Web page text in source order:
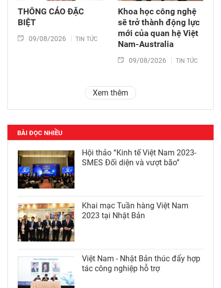
THÔNG CÁO ĐẶC
BIỆT
09/08/2026 TIN TỨC
Khoa học công nghệ
sẽ trở thành động lực
mới của quan hệ Việt
Nam-Australia
09/08/2026 TIN TỨC
Xem thêm
BÀI ĐỌC NHIỀU
Hội thảo “Kinh tế Việt Nam 2023-
SMES Đối diện và vượt bão”
Khai mạc Tuần hàng Việt Nam
2023 tại Nhật Bản
Việt Nam - Nhật Bản thúc đẩy hợp
tác công nghiệp hỗ trợ